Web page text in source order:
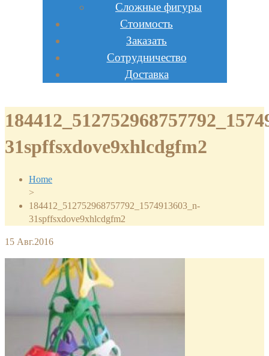
Сложные фигуры
Стоимость
Заказать
Сотрудничество
Доставка
31spffsxdove9xhlcdgfm2
Home
>
184412_512752968757792_1574913603_n-
31spffsxdove9xhlcdgfm2
15 Авг.2016